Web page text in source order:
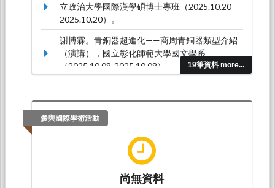
19筆資料 more...
立政治大學國際漢學碩博士專班（2025.10.20-
2025.10.20）。
謝博霖。青銅器超進化——商周青銅器類型介紹
（演講），國立彰化師範大學國文學系
（2025.10.08-2025.10.08）。
講），僑光科技大學通識教育中心（2025.03.28-
2025.03.28）。
參與國際學術活動
尚無資料